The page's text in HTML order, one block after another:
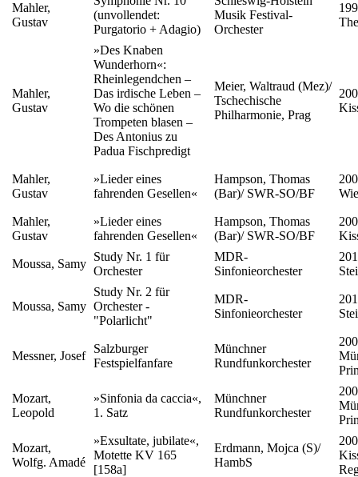
Mahler,
Gustav
(unvollendet:
Purgatorio + Adagio)
Musik Festival-
Orchester
Mahler,
Gustav
»Des Knaben
Wunderhorn«:
Rheinlegendchen –
Das irdische Leben –
Wo die schönen
Trompeten blasen –
Des Antonius zu
Padua Fischpredigt
Meier, Waltraud (Mez)/
Tschechische
Philharmonie, Prag
Mahler,
Gustav
»Lieder eines
fahrenden Gesellen«
Hampson, Thomas
(Bar)/ SWR-SO/BF
Mahler,
Gustav
»Lieder eines
fahrenden Gesellen«
Hampson, Thomas
(Bar)/ SWR-SO/BF
Moussa, Samy
Study Nr. 1 für
Orchester
MDR-
Sinfonieorchester
Moussa, Samy
Study Nr. 2 für
Orchester -
"Polarlicht"
MDR-
Sinfonieorchester
Messner, Josef
Salzburger
Festspielfanfare
Münchner
Rundfunkorchester
Mozart,
Leopold
»Sinfonia da caccia«,
1. Satz
Münchner
Rundfunkorchester
Mozart,
Wolfg. Amadé
»Exsultate, jubilate«,
Motette KV 165
[158a]
Erdmann, Mojca (S)/
HambS